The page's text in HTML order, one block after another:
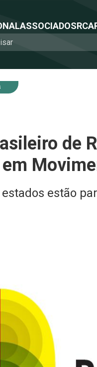
ASSOCIADOSRCA
de
estão